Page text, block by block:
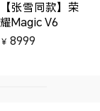
【张雪同款】荣
耀Magic V6
￥ 8999